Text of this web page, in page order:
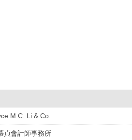
M.C. Li & Co.
貞會計師事務所